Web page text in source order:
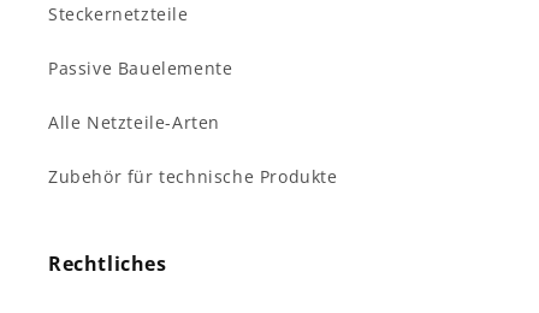
Steckernetzteile
Passive Bauelemente
Alle Netzteile-Arten
Zubehör für technische Produkte
Rechtliches